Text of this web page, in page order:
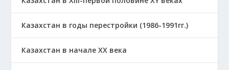
Казахстан в годы перестройки (1986-1991гг.)
Казахстан в начале ХХ века